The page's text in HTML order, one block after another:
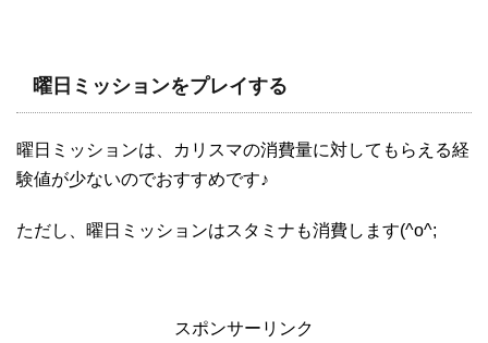
曜日ミッションをプレイする
曜日ミッションは、カリスマの消費量に対してもらえる経
験値が少ないのでおすすめです♪
ただし、曜日ミッションはスタミナも消費します(^o^;
スポンサーリンク